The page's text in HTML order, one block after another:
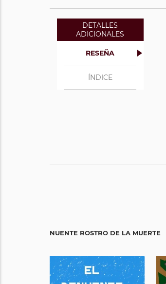
DETALLES
ADICIONALES
RESEÑA
ÍNDICE
EL RENUENTE ROSTRO DE LA MUERTE